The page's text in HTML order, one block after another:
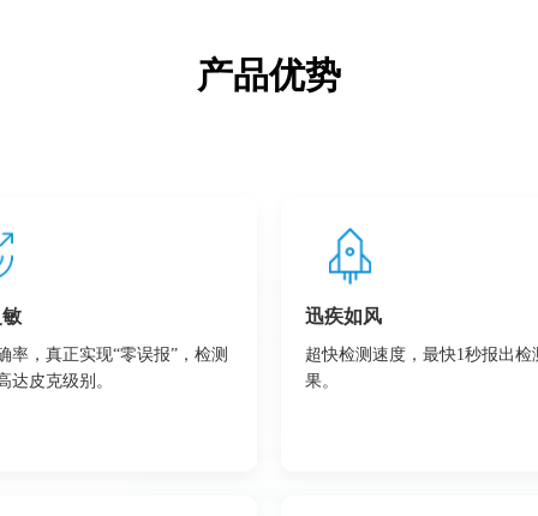
产品优势
率，真正实现“零误报”，检测
达皮克级别。
迅疾如风
超快检测速度，最快1秒报出检
果。